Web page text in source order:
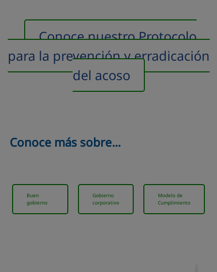
Conoce nuestro Protocolo
para la prevención y erradicación
del acoso
Conoce más sobre...
Buen
gobierno
Gobierno
corporativo
Modelo de
Cumplimiento